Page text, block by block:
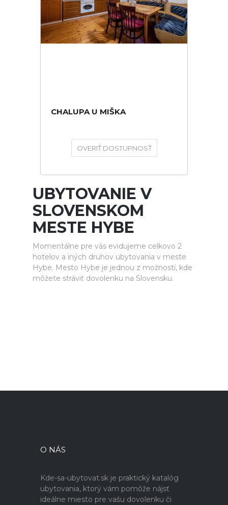
CHALUPA U MIŠKA
OVERIŤ DOSTUPNOSŤ
UBYTOVANIE V
SLOVENSKOM
MESTE HYBE
Momentálne pre vás evidujeme celkovo 2
hotelov a iných druhov ubytovania v meste
Hybe. Mesto Hybe je jednou z možností, kde
môžete stráviť dovolenku na Slovensku.
O NÁS
Kde-sa-ubytovat.sk je praktický katalóg
ubytovania, ktorý vám pomôže nájsť
ideálne miesto pre vašu dovolenku či